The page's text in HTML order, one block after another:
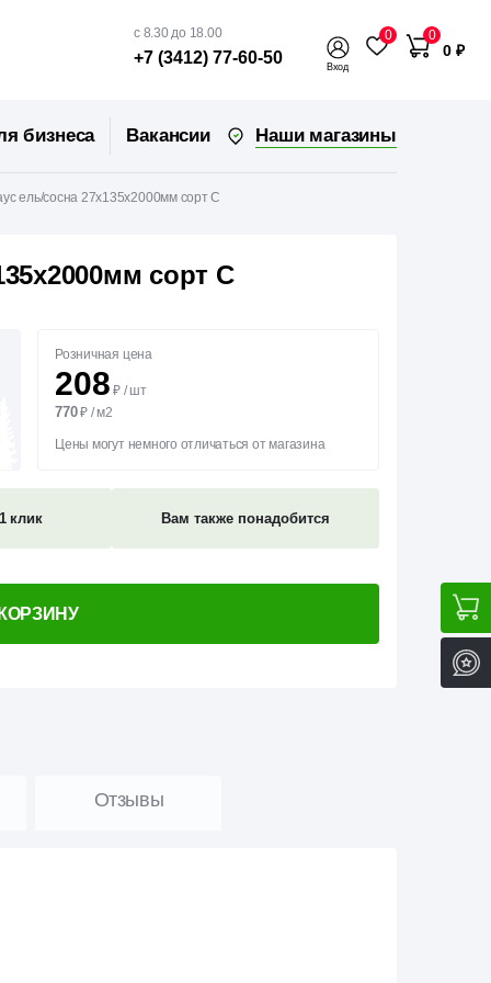
с 8.30 до 18.00
+7 (3412) 77-60-50 Вход
0 0
0 ₽
бизнеса Вакансии Наши магазины
ель/сосна 27х135х2000мм сорт С
сорт С
Розничная цена
208 ₽ / шт
770₽ / м2
Цены могут немного отличаться от магазина
клик Вам также понадобится
Отзывы